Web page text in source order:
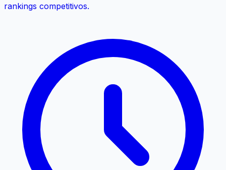
rankings competitivos.